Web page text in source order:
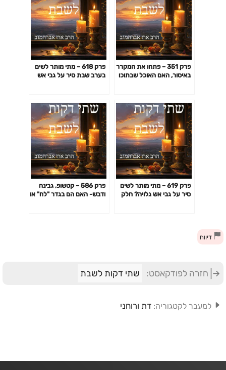
פרק 351 – פתחו את המקרר
באיסור, האם האוכל שבתוכו
מדרגות
פרק 618 – מתי מותר לשים
בערב שבת סיר על גבי אש
פרק 619 – מתי מותר לשים
סיר על גבי אש גלויה? חלק
פרק 586 – קטשופ, גבינה
ודבש- האם הם בגדר "לח" או
דיווח
חזרה לפודקאסט: שתי דקות לשבת
למעבר לקטגוריה: דת ורוחני